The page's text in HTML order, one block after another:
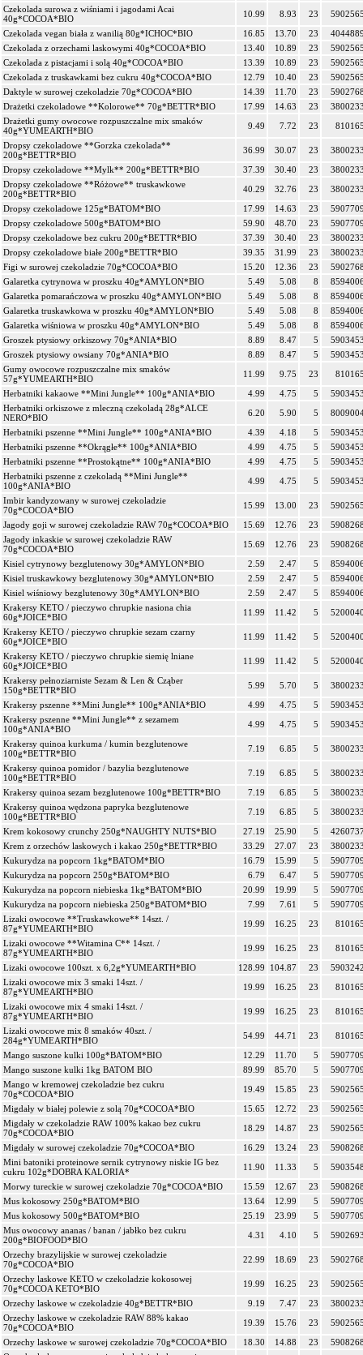
Czekolada surowa z wiśniami i jagodami Acai
40g*COCOA*BIO
10.99 8.93 23
Czekolada vegan biała z wanilią 80g*ICHOC*BIO
16.85 13.70 23
Czekolada z orzechami laskowymi 40g*COCOA*BIO
13.40 10.89 23
Czekolada z pistacjami i solą 40g*COCOA*BIO
13.39 10.89 23
Czekolada z truskawkami bez cukru 40g*COCOA*BIO
12.79 10.40 23
Daktyle w surowej czekoladzie 70g*COCOA*BIO
14.39 11.70 23
Drażetki czekoladowe **Kolorowe** 70g*BETTR*BIO
17.99 14.63 23
Drażetki gumy owocowe rozpuszczalne mix smaków
40g*YUMEARTH*BIO
9.49 7.72 23
Dropsy czekoladowe **Gorzka czekolada**
200g*BETTR*BIO
36.99 30.07 23
Dropsy czekoladowe **Mylk** 200g*BETTR*BIO
37.39 30.40 23
Dropsy czekoladowe **Różowe** truskawkowe
200g*BETTR*BIO
40.29 32.76 23
Dropsy czekoladowe 125g*BATOM*BIO
17.99 14.63 23
Dropsy czekoladowe 500g*BATOM*BIO
59.90 48.70 23
Dropsy czekoladowe bez cukru 200g*BETTR*BIO
37.39 30.40 23
Dropsy czekoladowe białe 200g*BETTR*BIO
39.35 31.99 23
Figi w surowej czekoladzie 70g*COCOA*BIO
15.20 12.36 23
Galaretka cytrynowa w proszku 40g*AMYLON*BIO
5.49 5.08 8
Galaretka pomarańczowa w proszku 40g*AMYLON*BIO
5.49 5.08 8
Galaretka truskawkowa w proszku 40g*AMYLON*BIO
5.49 5.08 8
Galaretka wiśniowa w proszku 40g*AMYLON*BIO
5.49 5.08 8
Groszek ptysiowy orkiszowy 70g*ANIA*BIO
8.89 8.47 5
Groszek ptysiowy owsiany 70g*ANIA*BIO
8.89 8.47 5
Gumy owocowe rozpuszczalne mix smaków
57g*YUMEARTH*BIO
11.99 9.75 23
Herbatniki kakaowe **Mini Jungle** 100g*ANIA*BIO
4.99 4.75 5
Herbatniki orkiszowe z mleczną czekoladą 28g*ALCE
NERO*BIO
6.20 5.90 5
Herbatniki pszenne **Mini Jungle** 100g*ANIA*BIO
4.39 4.18 5
Herbatniki pszenne **Okrągłe** 100g*ANIA*BIO
4.99 4.75 5
Herbatniki pszenne **Prostokątne** 100g*ANIA*BIO
4.99 4.75 5
Herbatniki pszenne z czekoladą **Mini Jungle**
100g*ANIA*BIO
4.99 4.75 5
Imbir kandyzowany w surowej czekoladzie
70g*COCOA*BIO
15.99 13.00 23
Jagody goji w surowej czekoladzie RAW 70g*COCOA*BIO
15.69 12.76 23
Jagody inkaskie w surowej czekoladzie RAW
70g*COCOA*BIO
15.69 12.76 23
Kisiel cytrynowy bezglutenowy 30g*AMYLON*BIO
2.59 2.47 5
Kisiel truskawkowy bezglutenowy 30g*AMYLON*BIO
2.59 2.47 5
Kisiel wiśniowy bezglutenowy 30g*AMYLON*BIO
2.59 2.47 5
Krakersy KETO / pieczywo chrupkie nasiona chia
60g*JOICE*BIO
11.99 11.42 5
Krakersy KETO / pieczywo chrupkie sezam czarny
60g*JOICE*BIO
11.99 11.42 5
Krakersy KETO / pieczywo chrupkie siemię lniane
60g*JOICE*BIO
11.99 11.42 5
Krakersy pełnoziarniste Sezam & Len & Cząber
150g*BETTR*BIO
5.99 5.70 5
Krakersy pszenne **Mini Jungle** 100g*ANIA*BIO
4.99 4.75 5
Krakersy pszenne **Mini Jungle** z sezamem
100g*ANIA*BIO
4.99 4.75 5
Krakersy quinoa kurkuma / kumin bezglutenowe
100g*BETTR*BIO
7.19 6.85 5
Krakersy quinoa pomidor / bazylia bezglutenowe
100g*BETTR*BIO
7.19 6.85 5
Krakersy quinoa sezam bezglutenowe 100g*BETTR*BIO
7.19 6.85 5
Krakersy quinoa wędzona papryka bezglutenowe
100g*BETTR*BIO
7.19 6.85 5
Krem kokosowy crunchy 250g*NAUGHTY NUTS*BIO
27.19 25.90 5
Krem z orzechów laskowych i kakao 250g*BETTR*BIO
33.29 27.07 23
Kukurydza na popcorn 1kg*BATOM*BIO
16.79 15.99 5
Kukurydza na popcorn 250g*BATOM*BIO
6.79 6.47 5
Kukurydza na popcorn niebieska 1kg*BATOM*BIO
20.99 19.99 5
Kukurydza na popcorn niebieska 250g*BATOM*BIO
7.99 7.61 5
Lizaki owocowe **Truskawkowe** 14szt. /
87g*YUMEARTH*BIO
19.99 16.25 23
Lizaki owocowe **Witamina C** 14szt. /
87g*YUMEARTH*BIO
19.99 16.25 23
Lizaki owocowe 100szt. x 6,2g*YUMEARTH*BIO
128.99 104.87 23
Lizaki owocowe mix 3 smaki 14szt. /
87g*YUMEARTH*BIO
19.99 16.25 23
Lizaki owocowe mix 4 smaki 14szt. /
87g*YUMEARTH*BIO
19.99 16.25 23
Lizaki owocowe mix 8 smaków 40szt. /
284g*YUMEARTH*BIO
54.99 44.71 23
Mango suszone kulki 100g*BATOM*BIO
12.29 11.70 5
Mango suszone kulki 1kg BATOM BIO
89.99 85.70 5
Mango w kremowej czekoladzie bez cukru
70g*COCOA*BIO
19.49 15.85 23
Migdały w białej polewie z solą 70g*COCOA*BIO
15.65 12.72 23
Migdały w czekoladzie RAW 100% kakao bez cukru
70g*COCOA*BIO
18.29 14.87 23
Migdały w surowej czekoladzie 70g*COCOA*BIO
16.29 13.24 23
Mini batoniki proteinowe sernik cytrynowy niskie IG bez
cukru 102g*DOBRA KALORIA*
11.90 11.33 5
Morwy tureckie w surowej czekoladzie 70g*COCOA*BIO
15.59 12.67 23
Mus kokosowy 250g*BATOM*BIO
13.64 12.99 5
Mus kokosowy 500g*BATOM*BIO
25.19 23.99 5
Mus owocowy ananas / banan / jabłko bez cukru
200g*BIOFOOD*BIO
4.31 4.10 5
Orzechy brazylijskie w surowej czekoladzie
70g*COCOA*BIO
22.99 18.69 23
Orzechy laskowe KETO w czekoladzie kokosowej
70g*COCOA KETO*BIO
19.99 16.25 23
Orzechy laskowe w czekoladzie 40g*BETTR*BIO
9.19 7.47 23
Orzechy laskowe w czekoladzie RAW 88% kakao
70g*COCOA*BIO
19.39 15.76 23
Orzechy laskowe w surowej czekoladzie 70g*COCOA*BIO
18.30 14.88 23